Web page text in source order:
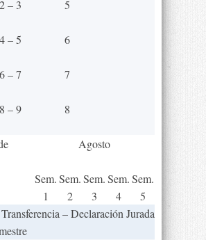
– 3
5
– 5
6
– 7
7
– 9
8
Agosto
Sem.
1
Sem.
2
Sem.
3
Sem.
4
Sem.
5
– Declaración Jurada